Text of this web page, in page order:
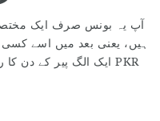
آپ یہ بونس صرف ایک
ہیں، یعنی بعد میں اسے